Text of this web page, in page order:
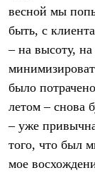
весной мы
быть, с
– на высоту,
было
летом – снова
– уже
того, что был
мое